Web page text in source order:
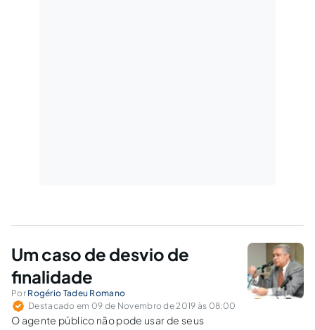
Um caso de desvio de
finalidade
Por Rogério Tadeu Romano
Destacado em 09 de Novembro de 2019 às 08:00
O agente público não pode usar de seus